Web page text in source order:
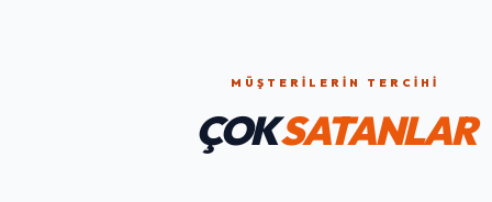
MÜŞTERILERIN TERCIHI
ÇOKSATANLAR